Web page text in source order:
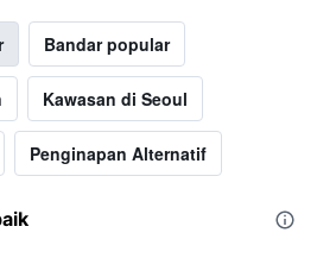
Bandar popular
Kawasan di Seoul
Penginapan Alternatif